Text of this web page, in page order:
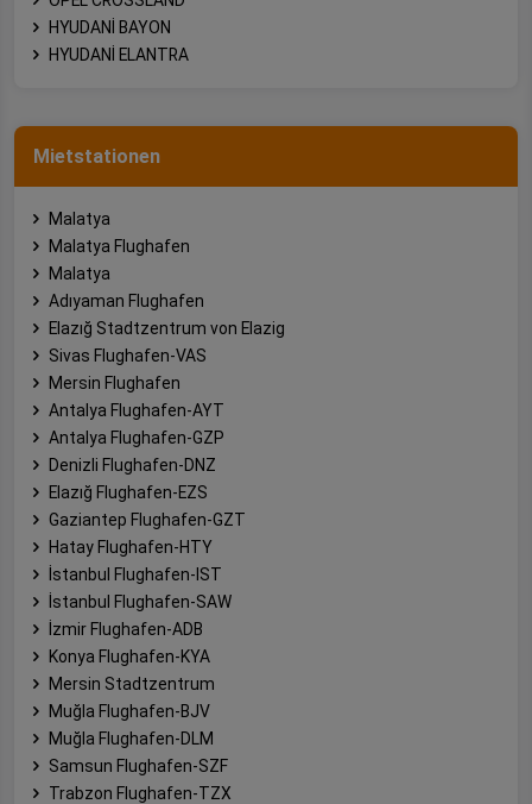
HYUDANİ BAYON
HYUDANİ ELANTRA
Mietstationen
Malatya
Malatya Flughafen
Malatya
Adıyaman Flughafen
Elazığ Stadtzentrum von Elazig
Sivas Flughafen-VAS
Mersin Flughafen
Antalya Flughafen-AYT
Antalya Flughafen-GZP
Denizli Flughafen-DNZ
Elazığ Flughafen-EZS
Gaziantep Flughafen-GZT
Hatay Flughafen-HTY
İstanbul Flughafen-IST
İstanbul Flughafen-SAW
İzmir Flughafen-ADB
Konya Flughafen-KYA
Mersin Stadtzentrum
Muğla Flughafen-BJV
Muğla Flughafen-DLM
Samsun Flughafen-SZF
Trabzon Flughafen-TZX